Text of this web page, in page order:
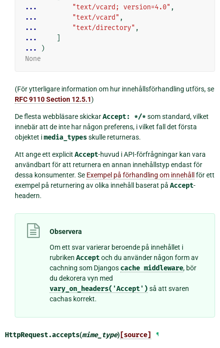
...
"text/vcard; version=4.0" ,
...
"text/vcard" ,
...
"text/directory" ,
...
...
)
None
(För ytterligare information om hur innehållsförhandling utförs, se
RFC 9110 Section 12.5.1)
De flesta webbläsare skickarAccept: */*som standard, vilket
innebär att de inte har någon preferens, i vilket fall det första
objektet imedia_typesskulle returneras.
Att ange ett explicit Accept-huvud i API-förfrågningar kan vara
användbart för att returnera en annan innehållstyp endast för
dessa konsumenter. Se Exempel på förhandling om innehåll
för ett
exempel på returnering av olika innehåll baserat på Accept-
headern.
Observera
Om ett svar varierar beroende på innehållet i
rubriken Acceptoch du använder någon form av
cachning som Djangos cache middleware, bör
du dekorera vyn med
vary_on_headers('Accept') så att svaren
cachas korrekt.
HttpRequest.accepts(mime_type) [source] ¶